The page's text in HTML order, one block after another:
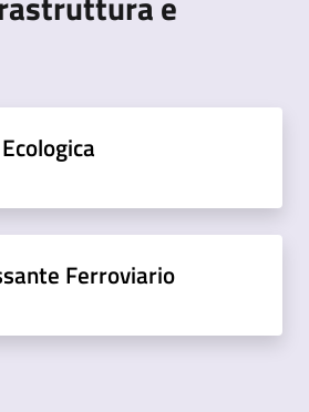
Ferroviario